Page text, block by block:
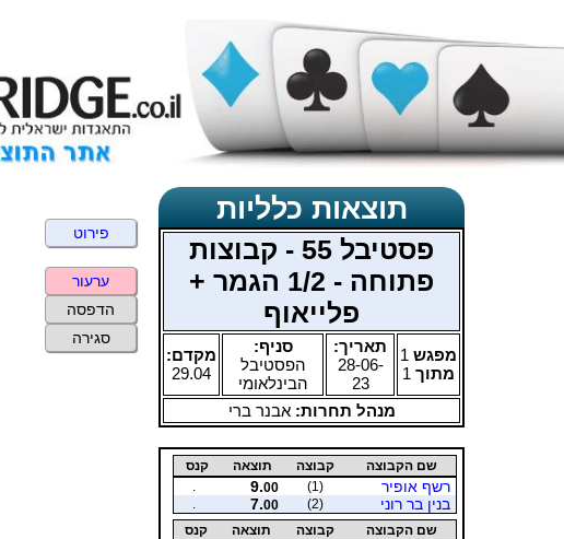
תוצאות כלליות
פסטיבל 55 - קבוצות
פתוחה - 1/2 הגמר +
פלייאוף
מפגש 1
מתוך 1
תאריך:
28-06-
23
סניף:
הפסטיבל
הבינלאומי
מקדם:
29.04
מנהל תחרות:אבנר ברי
שם הקבוצה קבוצה תוצאה קנס
רשף אופיר (1)
9.00
בנין בר רוני (2)
7.00
שם הקבוצה
קבוצה תוצאה קנס
פירוט
ערעור
הדפסה
סגירה